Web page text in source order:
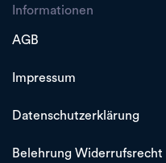
Informationen
AGB
Impressum
Datenschutzerklärung
Belehrung Widerrufsrecht